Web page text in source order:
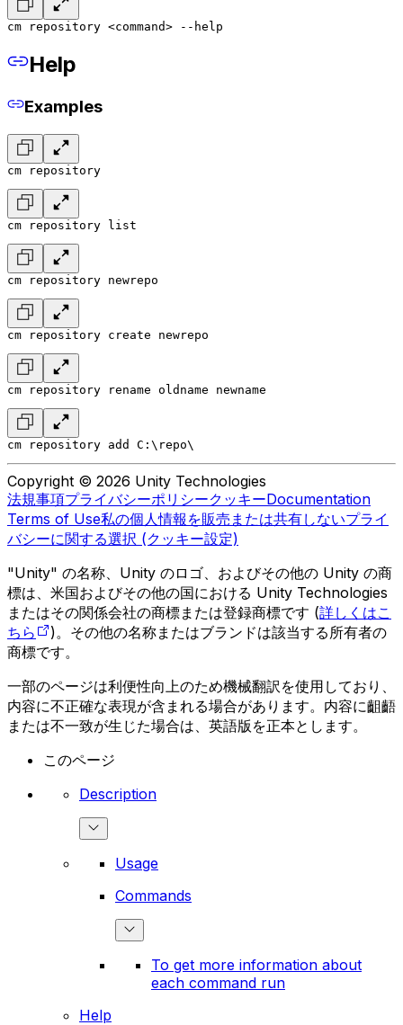
cm repository <command> --help
Help
Examples
cm repository
cm repository list
cm repository newrepo
cm repository create newrepo
cm repository rename oldname newname
cm repository add C:\repo\
Copyright © 2026 Unity Technologies
法規事項プライバシーポリシークッキーDocumentation
Terms of Use私の個人情報を販売または共有しないプライ
バシーに関する選択 (クッキー設定)
"Unity" の名称、Unity のロゴ、およびその他の Unity の商
標は、米国およびその他の国における Unity Technologies
またはその関係会社の商標または登録商標です (詳しくはこ
ちら
)。その他の名称またはブランドは該当する所有者の
商標です。
一部のページは利便性向上のため機械翻訳を使用しており、
内容に不正確な表現が含まれる場合があります。内容に齟齬
または不一致が生じた場合は、英語版を正本とします。
このページ
Description
Usage
Commands
To get more information about
each command run
Help